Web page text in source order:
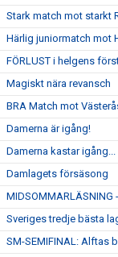
Stark match mot starkt
Härlig juniormatch mot
FÖRLUST i helgens
Magiskt nära revansch
BRA Match mot
Damerna är igång!
Damerna kastar igång...
Damlagets försäsong
Sveriges tredje bästa
SM-SEMIFINAL: Alftas